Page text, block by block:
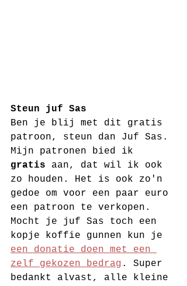
Steun juf Sas
Ben je blij met dit gratis
patroon, steun dan Juf Sas.
Mijn patronen bied ik
gratis aan, dat wil ik ook
zo houden. Het is ook zo'n
gedoe om voor een paar euro
een patroon te verkopen.
Mocht je juf Sas toch een
kopje koffie gunnen kun je
een donatie doen met een
zelf gekozen bedrag . Super
bedankt alvast, alle kleine